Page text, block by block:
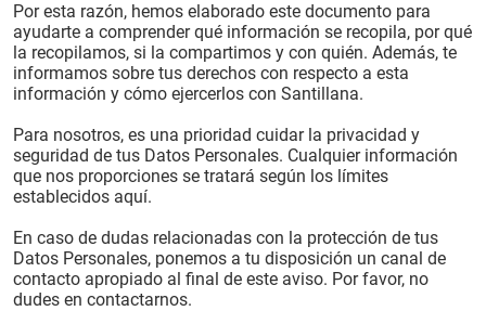
Por esta razón, hemos elaborado este documento para
ayudarte a comprender qué información se recopila, por qué
la recopilamos, si la compartimos y con quién. Además, te
informamos sobre tus derechos con respecto a esta
información y cómo ejercerlos con Santillana.
Para nosotros, es una prioridad cuidar la privacidad y
seguridad de tus Datos Personales. Cualquier información
que nos proporciones se tratará según los límites
establecidos aquí.
En caso de dudas relacionadas con la protección de tus
Datos Personales, ponemos a tu disposición un canal de
contacto apropiado al final de este aviso. Por favor, no
dudes en contactarnos.